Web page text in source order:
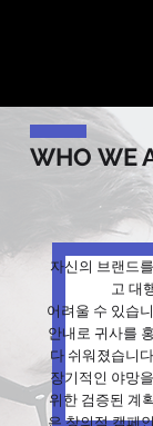
WHO WE
자신의 브랜드
고 대
어려울 수 있습
안내로 귀사를
다 쉬워졌습니
장기적인 야망
위한 검증된 계
은 창의적 캠페